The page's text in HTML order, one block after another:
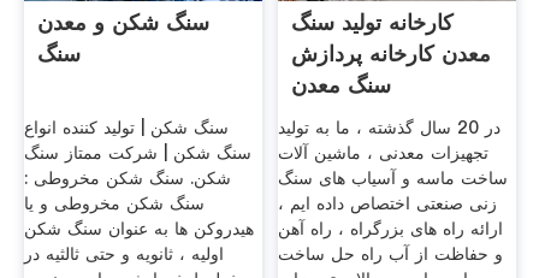
سنگ شکن و معدن
سنگ
سنگ شکن | تولید کننده انواع
سنگ شکن | شرکت ممتاز سنگ
شکن. سنگ شکن مخروطی :
سنگ شکن مخروطی و یا
هیدروکن ها به عنوان سنگ شکن
اولیه ، ثانویه و حتی ثالثیه در
کارخانه تولید سنگ
معدن کارخانه پردازش
سنگ معدن
در 20 سال گذشته ، ما به تولید
تجهیزات معدنی ، ماشین آلات
ساخت ماسه و آسیاب های سنگ
زنی صنعتی اختصاص داده ایم ،
ارائه راه های بزرگراه ، راه آهن
و حفاظت از آب راه حل ساخت